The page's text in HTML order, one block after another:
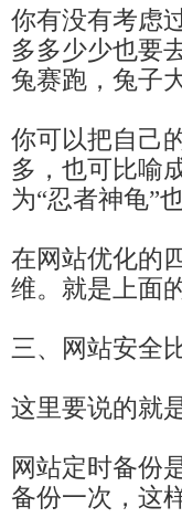
你有没有考虑
多多少少也要
兔赛跑，兔子
你可以把自己
多，也可比喻
为“忍者神龟”
在网站优化的
维。就是上面
三、网站安全
这里要说的就
网站定时备份
备份一次，这